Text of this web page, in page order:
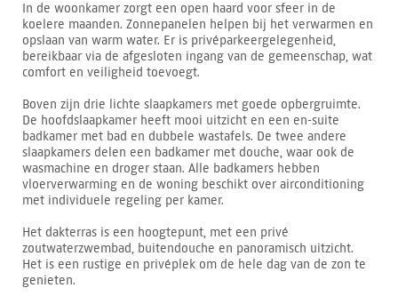
In de woonkamer zorgt een open haard voor sfeer in de
koelere maanden. Zonnepanelen helpen bij het verwarmen en
opslaan van warm water. Er is privéparkeergelegenheid,
bereikbaar via de afgesloten ingang van de gemeenschap, wat
comfort en veiligheid toevoegt.
Boven zijn drie lichte slaapkamers met goede opbergruimte.
De hoofdslaapkamer heeft mooi uitzicht en een en-suite
badkamer met bad en dubbele wastafels. De twee andere
slaapkamers delen een badkamer met douche, waar ook de
wasmachine en droger staan. Alle badkamers hebben
vloerverwarming en de woning beschikt over airconditioning
met individuele regeling per kamer.
Het dakterras is een hoogtepunt, met een privé
zoutwaterzwembad, buitendouche en panoramisch uitzicht.
Het is een rustige en privéplek om de hele dag van de zon te
genieten.